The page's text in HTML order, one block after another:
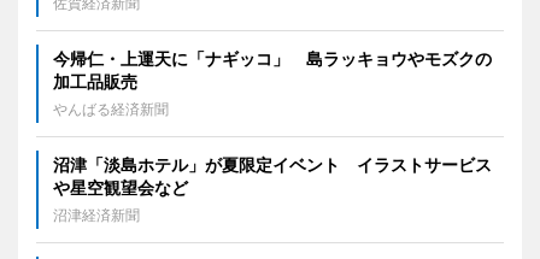
今帰仁・上運天に「ナギッコ」 島ラッキョウやモズクの
加工品販売
やんばる経済新聞
沼津「淡島ホテル」が夏限定イベント イラストサービス
や星空観望会など
沼津経済新聞